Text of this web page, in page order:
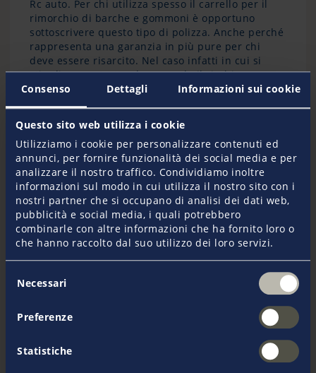
Consenso Dettagli Informazioni sui cookie
Questo sito web utilizza i cookie
Utilizziamo i cookie per personalizzare contenuti ed
annunci, per fornire funzionalità dei social media e per
analizzare il nostro traffico. Condividiamo inoltre
informazioni sul modo in cui utilizza il nostro sito con i
nostri partner che si occupano di analisi dei dati web,
pubblicità e social media, i quali potrebbero
combinarle con altre informazioni che ha fornito loro o
che hanno raccolto dal suo utilizzo dei loro servizi.
delNecessari
Preferenze
Statistiche
Rc auto. Per chi utilizza spesso il carrello per il
rimorchio di barche e gommoni è opportuno
sottoscrivere questo tipo di polizza. Anche perché
rappresenta una garanzia in più pure per chi
deve essere risarcito. Nel caso infatti in cui si
stipuli un contratto che prevede il rischio
dinamico, come affermato dalla Corte di
Cassazione nella Sentenza n. 13200/2012 si è
dalla circolazione su strada.
Due considerazioni finali riguardo
all’assicurazione del carrello barca. Spesso nei
cassoni che completano il rimorchio sono lasciati
accessori, dotazioni e materiale di rispetto
dell’imbarcazione. È quindi buona norma
sottoscrivere sempre delle coperture accessorie,
per esempio come una polizza furto-incendio e
rimorchiata è necessaria una polizza kasko.